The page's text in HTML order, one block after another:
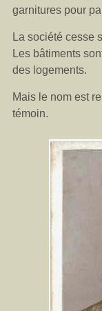
garnitures pour
La société cesse
Les bâtiments
des logements.
Mais le nom est
témoin.